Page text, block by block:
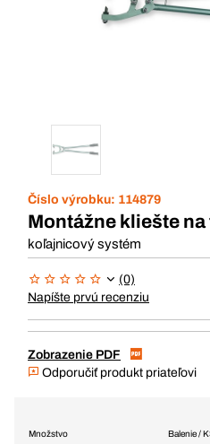
Číslo výrobku: 114879
Montážne kliešte
koľajnicový systém
(0)
Napíšte prvú recenziu
Zobrazenie PDF
Odporučiť produkt priateľovi
Balenie /
Množstvo